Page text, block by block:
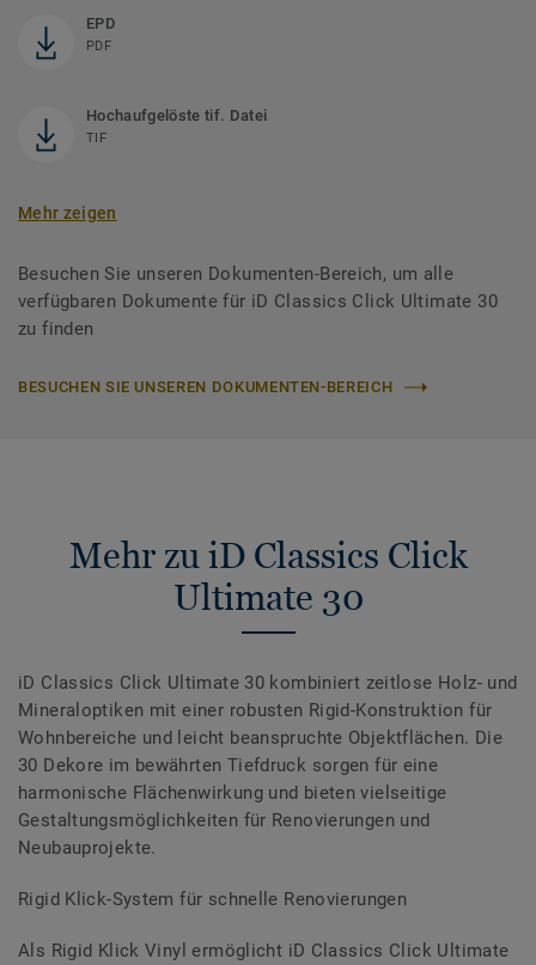
EPD
PDF
Hochaufgelöste tif. Datei
TIF
Mehr zeigen
Besuchen Sie unseren Dokumenten-Bereich, um alle
verfügbaren Dokumente für iD Classics Click Ultimate 30
zu finden
BESUCHEN SIE UNSEREN DOKUMENTEN-BEREICH
Mehr zu iD Classics Click
Ultimate 30
iD Classics Click Ultimate 30 kombiniert zeitlose Holz- und
Mineraloptiken mit einer robusten Rigid-Konstruktion für
Wohnbereiche und leicht beanspruchte Objektflächen. Die
30 Dekore im bewährten Tiefdruck sorgen für eine
harmonische Flächenwirkung und bieten vielseitige
Gestaltungsmöglichkeiten für Renovierungen und
Neubauprojekte.
Rigid Klick-System für schnelle Renovierungen
Als Rigid Klick Vinyl ermöglicht iD Classics Click Ultimate